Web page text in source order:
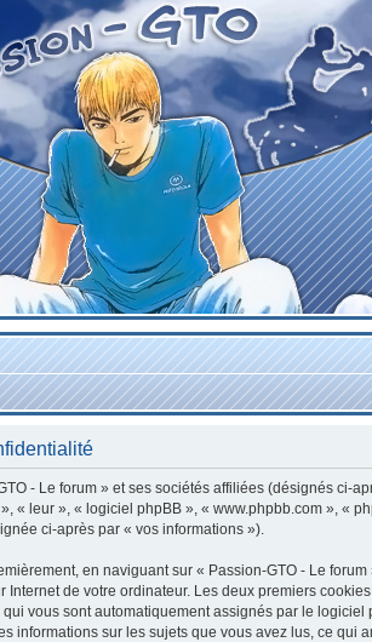
- Le forum » et ses sociétés affiliées (désignés ci-
« leur », « logiciel phpBB », « www.phpbb.com », «
ci-après par « vos informations »).
en naviguant sur « Passion-GTO - Le
de votre ordinateur. Les deux premiers
vous sont automatiquement assignés par le
informations sur les sujets que vous avez lus, ce qui